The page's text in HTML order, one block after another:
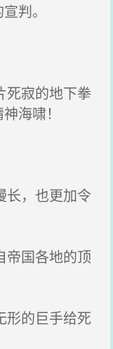
判。
寂的地下拳
海啸！
，也更加令
国各地的顶
的巨手给死